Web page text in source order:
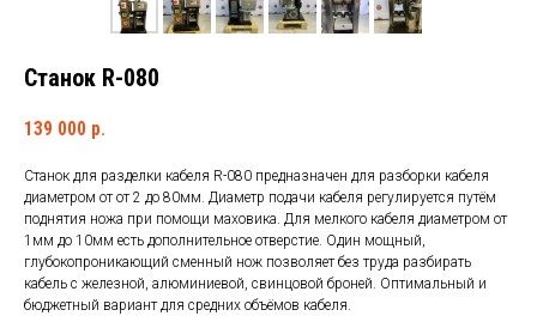
Станок R-080
139 000 р.
Станок для разделки кабеля R-080 предназначен для разборки кабеля
диаметром от от 2 до 80мм. Диаметр подачи кабеля регулируется путём
поднятия ножа при помощи маховика. Для мелкого кабеля диаметром от
1мм до 10мм есть дополнительное отверстие. Один мощный,
глубокопроникающий сменный нож позволяет без труда разбирать
кабель с железной, алюминиевой, свинцовой броней. Оптимальный и
бюджетный вариант для средних объёмов кабеля.